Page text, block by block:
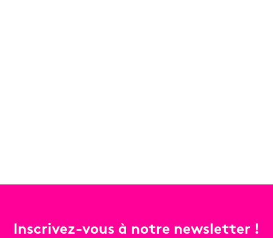
Inscrivez-vous à notre newsletter !